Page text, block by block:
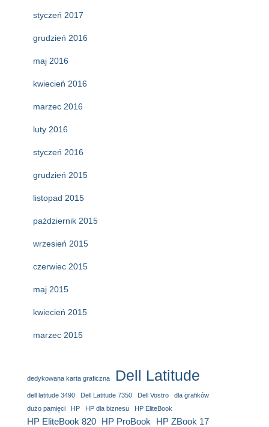
styczeń 2017
grudzień 2016
maj 2016
kwiecień 2016
marzec 2016
luty 2016
styczeń 2016
grudzień 2015
listopad 2015
październik 2015
wrzesień 2015
czerwiec 2015
maj 2015
kwiecień 2015
marzec 2015
dedykowana karta graficzna Dell Latitude
dell latitude 3490 Dell Latitude 7350 Dell Vostro
dla grafików
dużo pamięci
HP HP dla biznesu HP EliteBook
HP EliteBook 820 HP ProBook HP ZBook 17